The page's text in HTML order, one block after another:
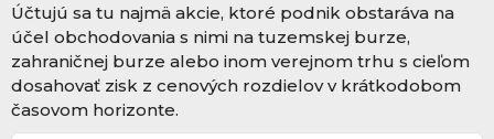
Účtujú sa tu najmä akcie, ktoré podnik obstaráva na
účel obchodovania s nimi na tuzemskej burze,
zahraničnej burze alebo inom verejnom trhu s cieľom
dosahovať zisk z cenových rozdielov v krátkodobom
časovom horizonte.